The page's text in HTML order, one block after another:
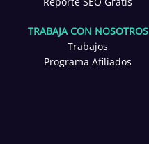
TRABAJA CON NOSOTROS
Trabajos
Programa Afiliados